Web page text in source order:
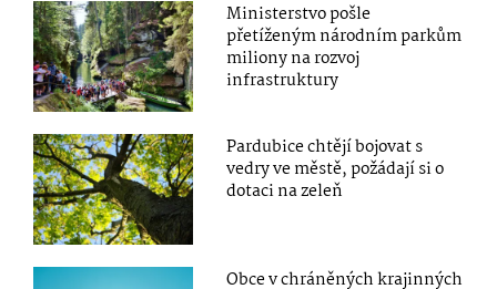
Ministerstvo pošle
přetíženým národním parkům
miliony na rozvoj
infrastruktury
Pardubice chtějí bojovat s
vedry ve městě, požádají si o
dotaci na zeleň
Obce v chráněných krajinných